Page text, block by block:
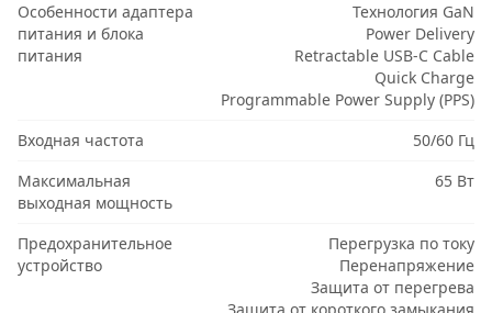
Особенности адаптера
питания и блока
питания
Технология GaN
Power Delivery
Retractable USB-C Cable
Quick Charge
Programmable Power Supply (PPS)
Входная частота
50/60 Гц
Максимальная
выходная мощность
65 Вт
Предохранительное
устройство
Перегрузка по току
Перенапряжение
Защита от перегрева